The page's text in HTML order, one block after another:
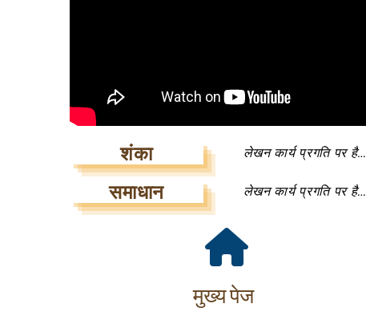
शंका लेखन कार्य प्रगति पर है…
समाधान लेखन कार्य प्रगति पर है…
मुख्य पेज